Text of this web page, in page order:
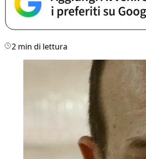
2 min di lettura